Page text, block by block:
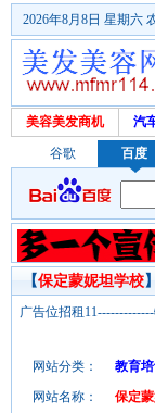
2026年8月8日 星期六
美容美发商机 汽
谷歌 百度
【保定蒙妮坦学校】
广告位招租
网站分类：
教育培
网站名称：
保定